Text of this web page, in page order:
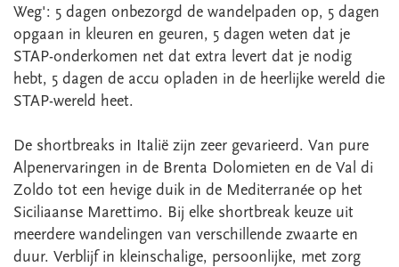
Weg': 5 dagen onbezorgd de wandelpaden op, 5 dagen
opgaan in kleuren en geuren, 5 dagen weten dat je
STAP-onderkomen net dat extra levert dat je nodig
hebt, 5 dagen de accu opladen in de heerlijke wereld die
STAP-wereld heet.
De shortbreaks in Italië zijn zeer gevarieerd. Van pure
Alpenervaringen in de Brenta Dolomieten en de Val di
Zoldo tot een hevige duik in de Mediterranée op het
Siciliaanse Marettimo. Bij elke shortbreak keuze uit
meerdere wandelingen van verschillende zwaarte en
duur. Verblijf in kleinschalige, persoonlijke, met zorg